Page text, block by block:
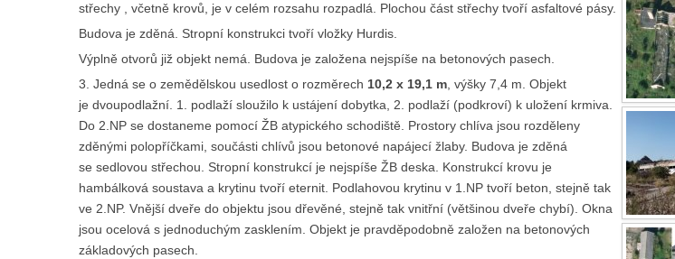
střechy , včetně krovů, je v celém rozsahu rozpadlá. Plochou část střechy tvoří asfaltové pásy.
Budova je zděná. Stropní konstrukci tvoří vložky Hurdis.
Výplně otvorů již objekt nemá. Budova je založena nejspíše na betonových pasech.
3. Jedná se o zemědělskou usedlost o rozměrech 10,2 x 19,1 m, výšky 7,4 m. Objekt
je dvoupodlažní. 1. podlaží sloužilo k ustájení dobytka, 2. podlaží (podkroví) k uložení krmiva.
Do 2.NP se dostaneme pomocí ŽB atypického schodiště. Prostory chlíva jsou rozděleny
zděnými polopříčkami, součásti chlívů jsou betonové napájecí žlaby. Budova je zděná
se sedlovou střechou. Stropní konstrukcí je nejspíše ŽB deska. Konstrukcí krovu je
hambálková soustava a krytinu tvoří eternit. Podlahovou krytinu v 1.NP tvoří beton, stejně tak
ve 2.NP. Vnější dveře do objektu jsou dřevěné, stejně tak vnitřní (většinou dveře chybí). Okna
jsou ocelová s jednoduchým zasklením. Objekt je pravděpodobně založen na betonových
základových pasech.